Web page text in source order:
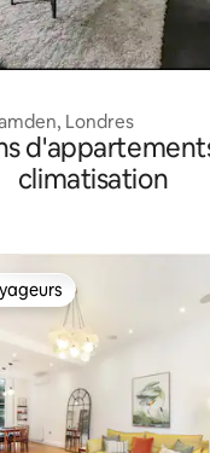
Londres
climatisation